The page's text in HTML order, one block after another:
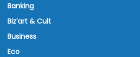
Banking
Biz’art & Cult
Business
Eco